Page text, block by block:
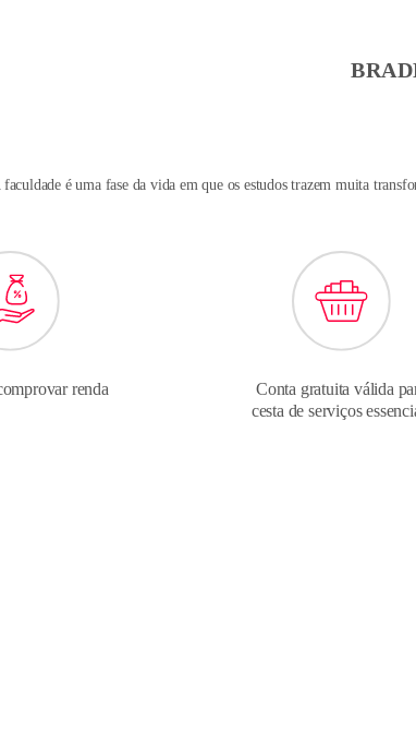
faculdade é uma fase da vida em que os estudos trazem muita
renda
Conta gratuita válida
cesta de serviços